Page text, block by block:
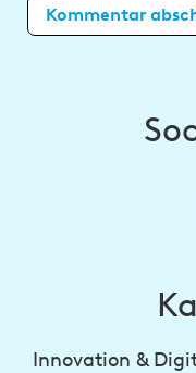
Innovation &